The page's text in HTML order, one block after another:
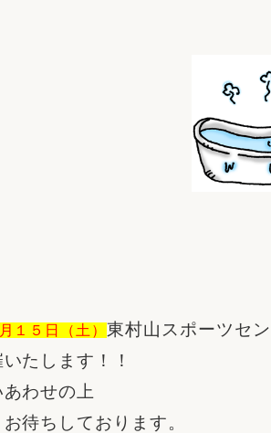
１５日（土） 東村山スポーツセ
たします！！
わせの上
待ちしております。